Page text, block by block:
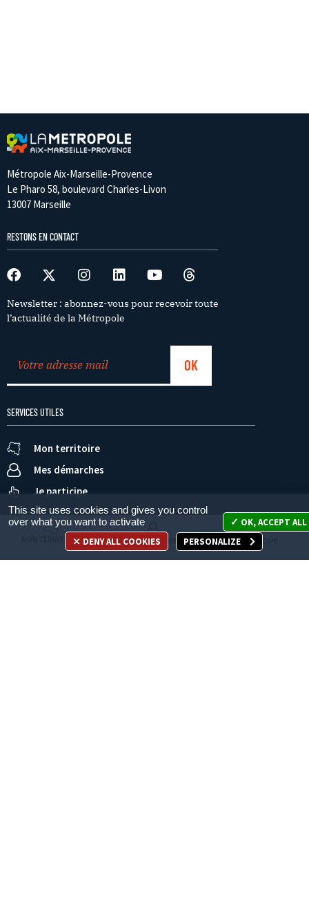
Métropole Aix-Marseille-Provence
Le Pharo 58, boulevard Charles-Livon
13007 Marseille
RESTONS EN CONTACT
Newsletter : abonnez-vous pour recevoir toute
l’actualité de la Métropole
SERVICES UTILES
Mon territoire
Mes démarches
Je participe
MON TERRITOIRE MES DÉMARCHES JE PARTICIPE
This site uses cookies and gives you control
over what you want to activate
OK, ACCEPT ALL
DENY ALL COOKIES
PERSONALIZE